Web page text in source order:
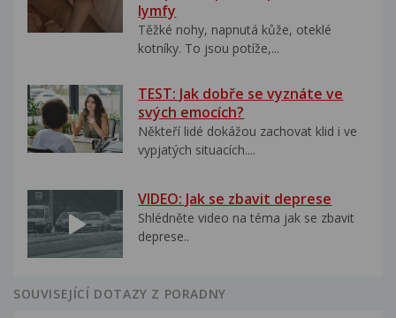
lymfy
Těžké nohy, napnutá kůže, oteklé
kotníky. To jsou potíže,...
TEST: Jak dobře se vyznáte ve
svých emocích?
Někteří lidé dokážou zachovat klid i ve
vypjatých situacích....
VIDEO: Jak se zbavit deprese
Shlédněte video na téma jak se zbavit
deprese..
SOUVISEJÍCÍ DOTAZY Z PORADNY